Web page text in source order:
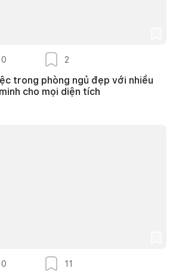
0 2
trong phòng ngủ đẹp với nhiều
cho mọi diện tích
0 11